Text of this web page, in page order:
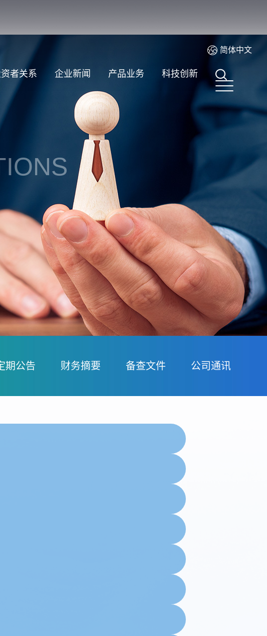
简体中文
者关系 企业新闻 产品业务 科技创新
期公告 财务摘要 备查文件 公司通讯